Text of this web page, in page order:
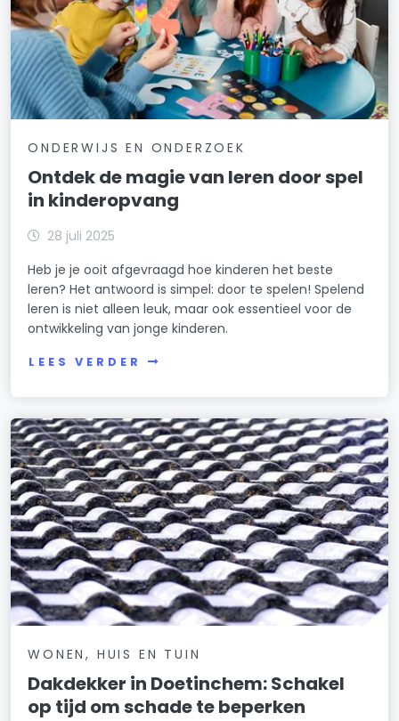
ONDERWIJS EN ONDERZOEK
Ontdek de magie van leren door spel
in kinderopvang
28 juli 2025
Heb je je ooit afgevraagd hoe kinderen het beste
leren? Het antwoord is simpel: door te spelen! Spelend
leren is niet alleen leuk, maar ook essentieel voor de
ontwikkeling van jonge kinderen.
LEES VERDER
WONEN, HUIS EN TUIN
Dakdekker in Doetinchem: Schakel
op tijd om schade te beperken